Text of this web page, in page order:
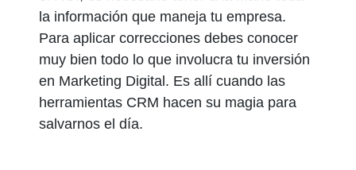
la información que maneja tu empresa.
Para aplicar correcciones debes conocer
muy bien todo lo que involucra tu inversión
en Marketing Digital. Es allí cuando las
herramientas CRM hacen su magia para
salvarnos el día.